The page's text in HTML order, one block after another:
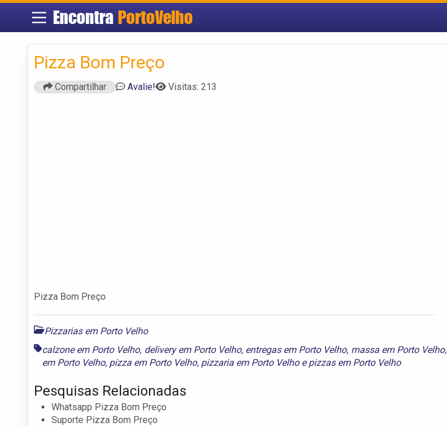
Encontra PortoVelho
Pizza Bom Preço
Compartilhar Avalie! Visitas: 213
Pizza Bom Preço
Pizzarias em Porto Velho
calzone em Porto Velho, delivery em Porto Velho, entregas em Porto Velho, massa em Porto Velho,
em Porto Velho, pizza em Porto Velho, pizzaria em Porto Velhoepizzas em Porto Velho
Pesquisas Relacionadas
Whatsapp Pizza Bom Preço
Suporte Pizza Bom Preço